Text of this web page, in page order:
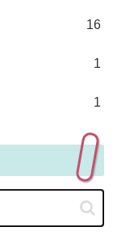
16
1
1